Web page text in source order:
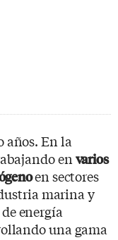
años. En la
en varios
en sectores
marina y
energía
una gama